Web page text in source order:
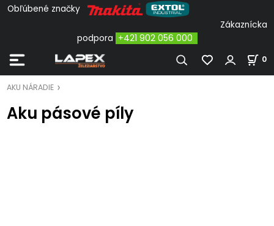
Obľúbené značky
Zákaznícka
podpora +421 902 056 000
0
AKU NÁRADIE
Aku pásové píly